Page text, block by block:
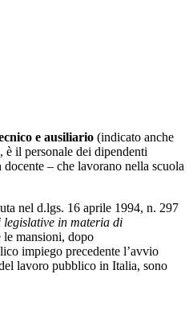
e ausiliario (indicato anche
è il personale dei dipendenti
– che lavorano nella scuola
nel d.lgs. 16 aprile 1994, n. 297
legislative in materia di
le mansioni, dopo
impiego precedente l’avvio
lavoro pubblico in Italia, sono